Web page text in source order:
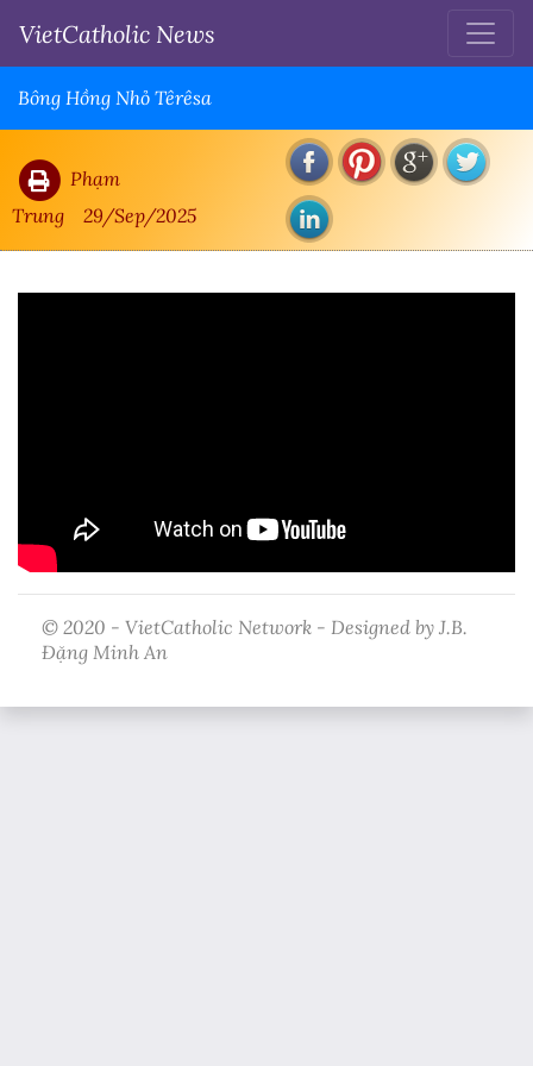
VietCatholic News
Bông Hồng Nhỏ Têrêsa
Phạm
Trung
29/Sep/2025
© 2020 - VietCatholic Network - Designed by J.B.
Đặng Minh An